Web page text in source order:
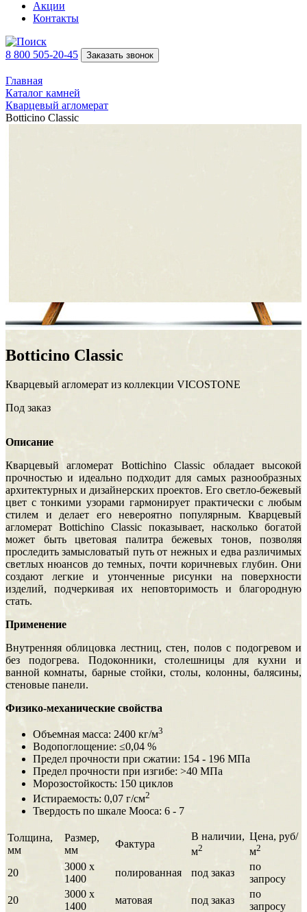
Акции
Контакты
8 800 505-20-45 Заказать звонок
Главная
Каталог камней
Кварцевый агломерат
Botticino Classic
Botticino Classic
Кварцевый агломерат из коллекции VICOSTONE
Под заказ
Описание
Кварцевый агломерат Bottichino Classic обладает высокой
прочностью и идеально подходит для самых разнообразных
архитектурных и дизайнерских проектов. Его светло-бежевый
цвет с тонкими узорами гармонирует практически с любым
стилем и делает его невероятно популярным. Кварцевый
агломерат Bottichino Classic показывает, насколько богатой
может быть цветовая палитра бежевых тонов, позволяя
проследить замысловатый путь от нежных и едва различимых
светлых нюансов до темных, почти коричневых глубин. Они
создают легкие и утонченные рисунки на поверхности
изделий, подчеркивая их неповторимость и благородную
стать.
Применение
Внутренняя облицовка лестниц, стен, полов с подогревом и
без подогрева. Подоконники, столешницы для кухни и
ванной комнаты, барные стойки, столы, колонны, балясины,
стеновые панели.
Физико-механические свойства
Объемная масса: 2400 кг/м3
Водопоглощение: ≤0,04 %
Предел прочности при сжатии: 154 - 196 МПа
Предел прочности при изгибе: >40 МПа
Морозостойкость: 150 циклов
Истираемость: 0,07 г/см2
Твердость по шкале Мооса: 6 - 7
Толщина,
мм
Размер,
мм
Фактура
В наличии,
м2
Цена, руб/
м2
20
3000 х
1400
полированная под заказ
по
запросу
20
3000 х
1400
матовая под заказ
по
запросу